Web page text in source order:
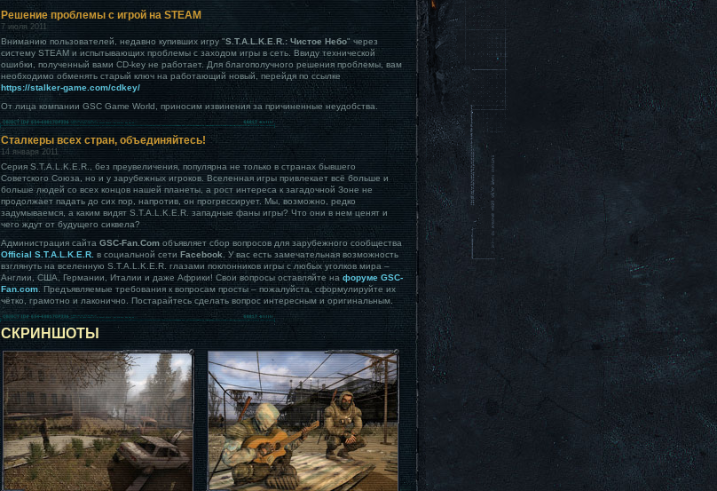
Решение проблемы с игрой на STEAM
7 июля 2011
Вниманию пользователей, недавно купивших игру "S.T.A.L.K.E.R.: Чистое Небо" через
систему STEAM и испытывающих проблемы с заходом игры в сеть. Ввиду технической
ошибки, полученный вами CD-key не работает. Для благополучного решения проблемы, вам
необходимо обменять старый ключ на работающий новый, перейдя по ссылке
https://stalker-game.com/cdkey/
От лица компании GSC Game World, приносим извинения за причиненные неудобства.
Сталкеры всех стран, объединяйтесь!
14 января 2011
Серия S.T.A.L.K.E.R., без преувеличения, популярна не только в странах бывшего
Советского Союза, но и у зарубежных игроков. Вселенная игры привлекает всё больше и
больше людей со всех концов нашей планеты, а рост интереса к загадочной Зоне не
продолжает падать до сих пор, напротив, он прогрессирует. Мы, возможно, редко
задумываемся, а каким видят S.T.A.L.K.E.R. западные фаны игры? Что они в нем ценят и
чего ждут от будущего сиквела?
Администрация сайта GSC-Fan.Com объявляет сбор вопросов для зарубежного сообщества
Official S.T.A.L.K.E.R. в социальной сетиFacebook . У вас есть замечательная возможность
взглянуть на вселенную S.T.A.L.K.E.R. глазами поклонников игры с любых уголков мира –
Англии, США, Германии, Италии и даже Африки! Свои вопросы оставляйте нафоруме GSC-
Fan.com. Предъявляемые требования к вопросам просты – пожалуйста, сформулируйте их
чётко, грамотно и лаконично. Постарайтесь сделать вопрос интересным и оригинальным.
СКРИНШОТЫ